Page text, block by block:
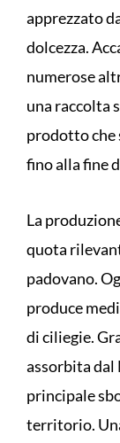
apprezzato
dolcezza.
numerose
una raccolta
prodotto che
fino alla fine
La
quota
padovano.
produce
di ciliegie.
assorbita
principale
territorio.